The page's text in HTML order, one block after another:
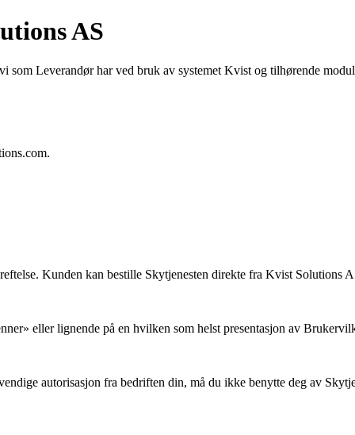
AS
som Leverandør har ved bruk av systemet Kvist og tilhørende
Kunden kan bestille Skytjenesten direkte fra Kvist Solutions
eller lignende på en hvilken som helst presentasjon av
autorisasjon fra bedriften din, må du ikke benytte deg av